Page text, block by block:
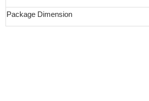
Package Dimension